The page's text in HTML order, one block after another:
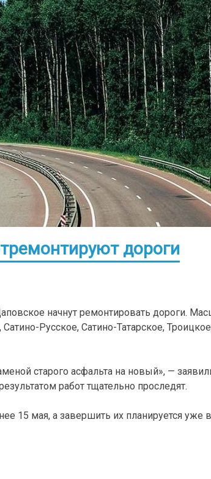
дороги
начнут ремонтировать дороги.
Русское, Сатино-Татарское,
старого асфальта на новый», —
работ тщательно проследят.
15 мая, а завершить их планируется уже в